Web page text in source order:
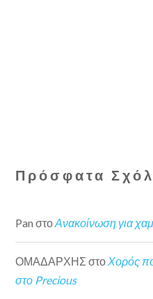
Πρόσφατα
Pan στοΑνακοίνωση για
ΟΜΑΔΑΡΧΗΣ στοΧορός
στο Precious